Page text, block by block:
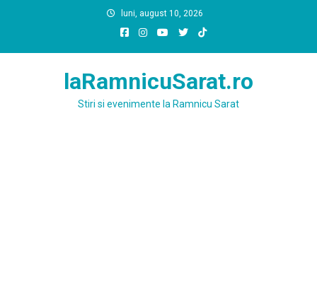
luni, august 10, 2026
laRamnicuSarat.ro
Stiri si evenimente la Ramnicu Sarat